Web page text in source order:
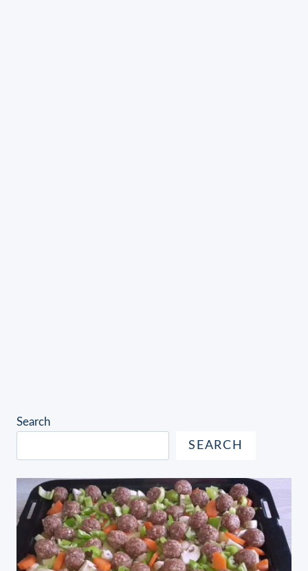
Search
SEARCH